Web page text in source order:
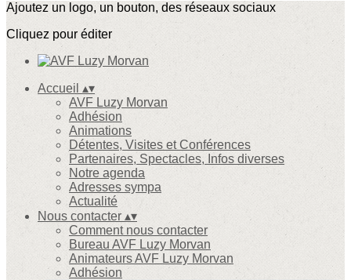
Ajoutez un logo, un bouton, des réseaux sociaux
Cliquez pour éditer
Accueil ▴▾
AVF Luzy Morvan
Adhésion
Animations
Détentes, Visites et Conférences
Partenaires, Spectacles, Infos diverses
Notre agenda
Adresses sympa
Actualité
Nous contacter ▴▾
Comment nous contacter
Bureau AVF Luzy Morvan
Animateurs AVF Luzy Morvan
Adhésion